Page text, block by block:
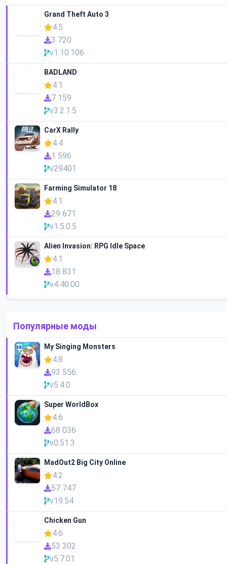
Grand Theft Auto 3
4.5
3 720
v1.10.106
BADLAND
4.1
7 159
v3.2.1.5
CarX Rally
4.4
1 596
v29401
Farming Simulator 18
4.1
29 671
v1.5.0.5
Alien Invasion: RPG Idle Space
4.1
18 831
v4.40.00
Популярные моды
My Singing Monsters
4.8
93 556
v5.4.0
Super WorldBox
4.6
68 036
v0.51.3
MadOut2 Big City Online
4.2
57 747
v19.54
Chicken Gun
4.6
53 302
v5.7.01